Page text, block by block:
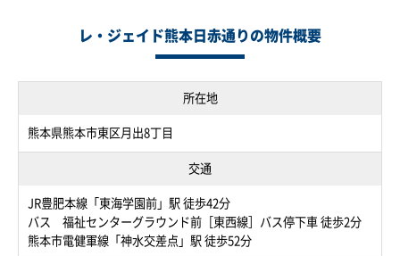
レ・ジェイド熊本日赤通りの物件概要
所在地
熊本県熊本市東区月出8丁目
交通
JR豊肥本線「東海学園前」駅 徒歩42分
バス 福祉センターグラウンド前［東西線］バス停下車 徒歩2分
熊本市電健軍線「神水交差点」駅 徒歩52分